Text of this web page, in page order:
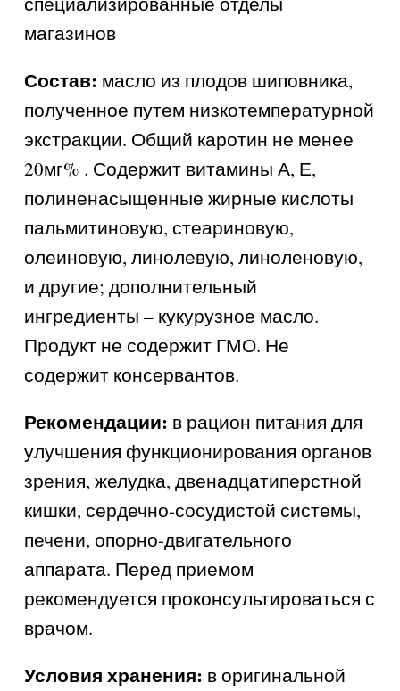
магазинов
Состав: масло из плодов шиповника,
полученное путем низкотемпературной
экстракции. Общий каротин не менее
20мг% . Содержит витамины А, Е,
полиненасыщенные жирные кислоты
пальмитиновую, стеариновую,
олеиновую, линолевую, линоленовую,
и другие; дополнительный
ингредиенты – кукурузное масло.
Продукт не содержит ГМО. Не
содержит консервантов.
Рекомендации: в рацион питания для
улучшения функционирования органов
зрения, желудка, двенадцатиперстной
кишки, сердечно-сосудистой системы,
печени, опорно-двигательного
аппарата. Перед приемом
рекомендуется проконсультироваться с
врачом.
Условия хранения: в оригинальной